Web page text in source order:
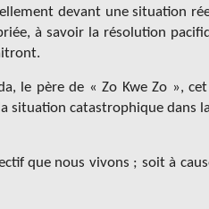
devant une situation
à savoir la résolution
le père de « Zo Kwe Zo »,
situation catastrophique dans
que nous vivons ; soit à